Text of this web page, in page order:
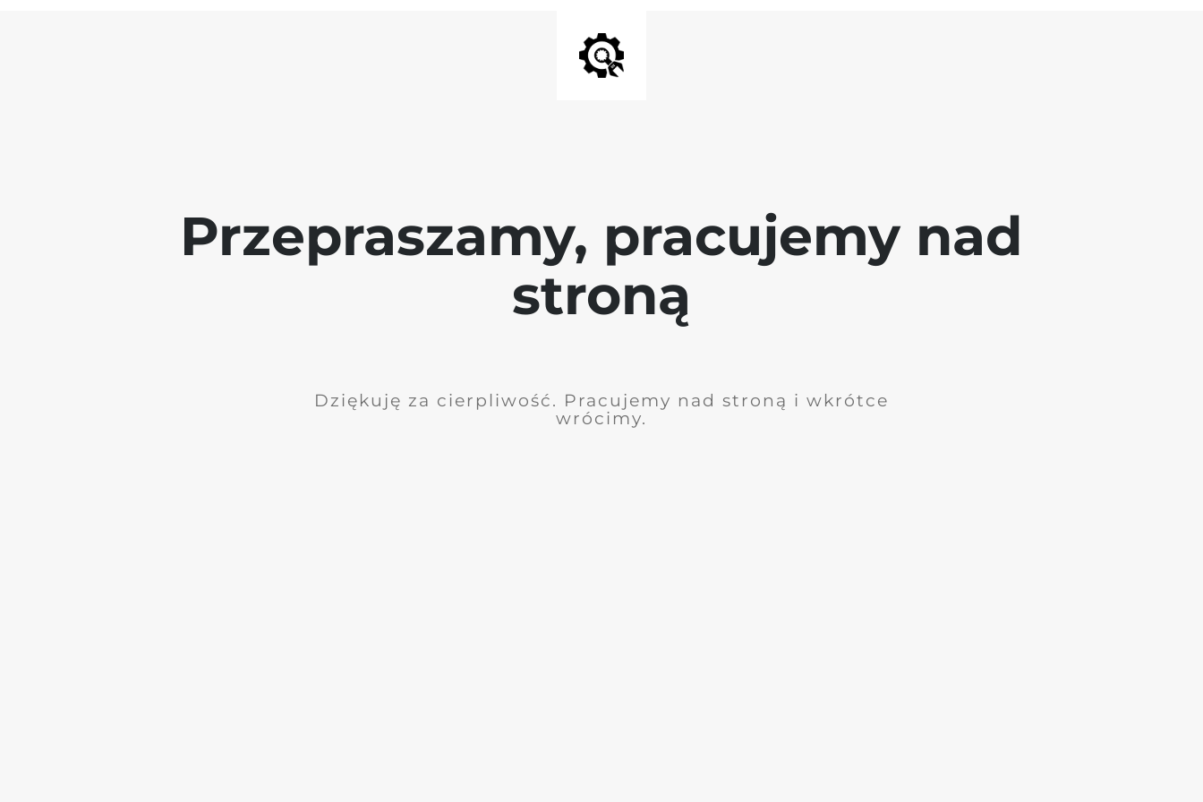
Przepraszamy, pracujemy nad
stroną
Dziękuję za cierpliwość. Pracujemy nad stroną i wkrótce
wrócimy.